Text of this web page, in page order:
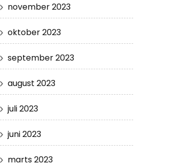
november 2023
oktober 2023
september 2023
august 2023
juli 2023
juni 2023
marts 2023